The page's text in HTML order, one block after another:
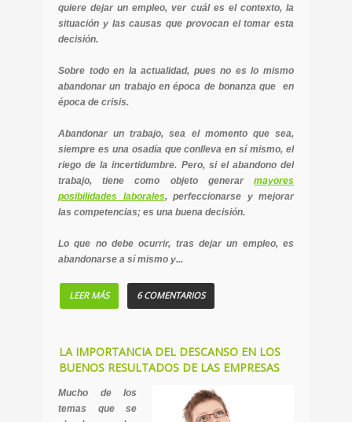
quiere dejar un empleo, ver cuál es el contexto, la
situación y las causas que provocan el tomar esta
decisión.
Sobre todo en la actualidad, pues no es lo mismo
abandonar un trabajo en época de bonanza que en
época de crisis.
Abandonar un trabajo, sea el momento que sea,
siempre es una osadía que conlleva en sí mismo, el
riego de la incertidumbre. Pero, si el abandono del
trabajo, tiene como objeto generar mayores
posibilidades laborales, perfeccionarse y mejorar
las competencias; es una buena decisión.
Lo que no debe ocurrir, tras dejar un empleo, es
abandonarse a sí mismo y...
LEER MÁS 6 COMENTARIOS
LA IMPORTANCIA DEL DESCANSO EN LOS
BUENOS RESULTADOS DE LAS EMPRESAS
Mucho de los
temas que se